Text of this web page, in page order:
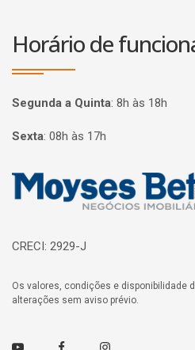
Horário de
Segunda a Quinta: 8h às 18h
Sexta: 08h às 17h
Página inicial
CRECI: 2929-J
Os valores, condições e disponibilidade
alterações sem aviso prévio.